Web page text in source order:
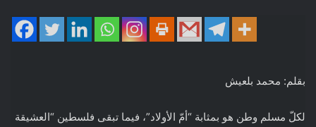
بقلم: محمد بلعيش
لكلّ مسلم وطن هو بمثابة “أمّ الأولاد”، فيما تبقى فلسطين “العشيقة